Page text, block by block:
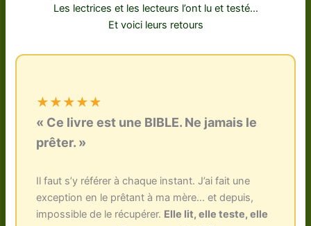
Les lectrices et les lecteurs l’ont lu et testé…
Et voici leurs retours
★★★★★
« Ce livre est une BIBLE. Ne jamais le
prêter. »
Il faut s’y référer à chaque instant. J’ai fait une
exception en le prêtant à ma mère… et depuis,
impossible de le récupérer. Elle lit, elle teste, elle